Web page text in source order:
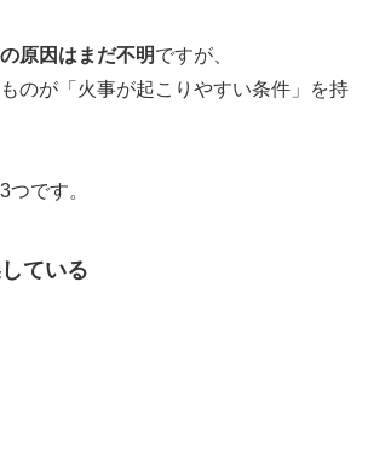
原因はまだ不明ですが、
のが「火事が起こりやすい条件」を持
です。
ている